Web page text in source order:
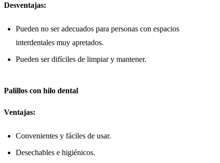
Desventajas:
Pueden no ser adecuados para personas con espacios
interdentales muy apretados.
Pueden ser difíciles de limpiar y mantener.
Palillos con hilo dental
Ventajas:
Convenientes y fáciles de usar.
Desechables e higiénicos.